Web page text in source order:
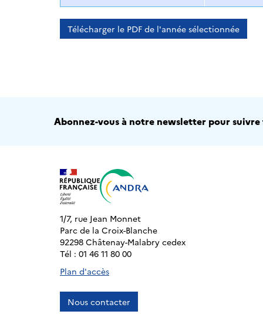
Télécharger le PDF de l'année sélectionnée
Abonnez-vous à notre newsletter pour suivre
1/7, rue Jean Monnet
Parc de la Croix-Blanche
92298 Châtenay-Malabry cedex
Tél : 01 46 11 80 00
Plan d'accès
Nous contacter